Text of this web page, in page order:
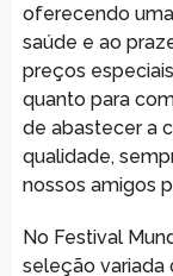
oferecendo
saúde e ao
preços
quanto para
de abastecer a
qualidade,
nossos amigos
No Festival
seleção variada